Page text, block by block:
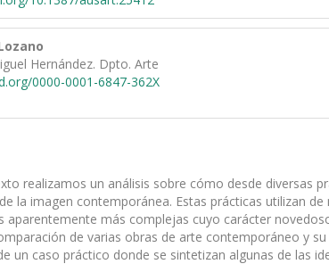
Hernández. Dpto. Arte
0000-0001-6847-362X
realizamos un análisis sobre cómo desde diversas
la imagen contemporánea. Estas prácticas utilizan
aparentemente más complejas cuyo carácter
de varias obras de arte contemporáneo y
un caso práctico donde se sintetizan algunas de las